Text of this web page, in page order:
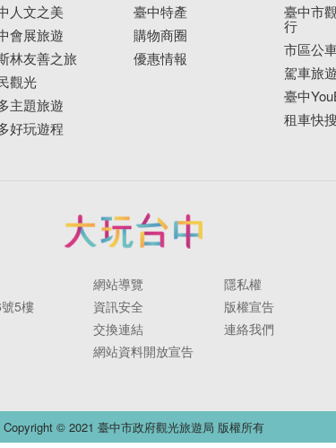
人文之美
會展旅遊
林友善之旅
觀光
主題旅遊
好玩遊程
臺中特產
購物商圈
優惠情報
臺中市
行
市區公
駕車旅遊
臺中
租車快搜
5樓
網站導覽
隱私權
資訊安全
版權宣告
交換連結
連絡我們
網站資料開放宣告
Copyright © 2021 臺中市政府觀光旅遊局 版權所有